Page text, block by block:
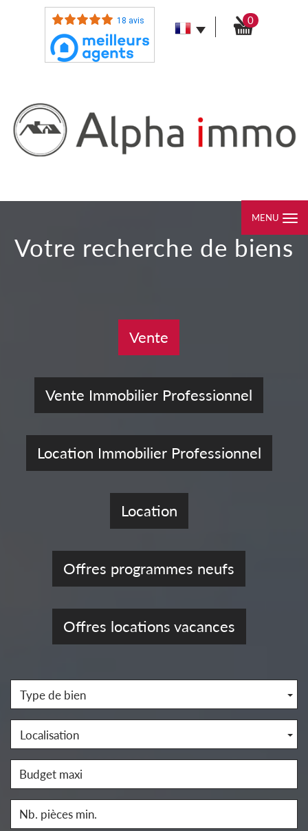
18 avis 0
MENU
votre recherche de biens
Vente
Vente Immobilier Professionnel
Location Immobilier Professionnel
Location
Offres programmes neufs
Offres locations vacances
Type de bien
Localisation